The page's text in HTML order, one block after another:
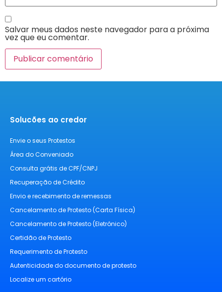
Salvar meus dados neste navegador para a próxima
vez que eu comentar.
Solucões ao credor
Envie o seus Protestos
Área do Conveniado
Consulta grátis de CPF/CNPJ
Recuperação de Crédito
Envio e recebimento de remessas
Cancelamento de Protesto (Carta Física)
Cancelamento de Protesto (Eletrônico)
Certidão de Protesto
Requerimento de Protesto
Autenticidade do documento de protesto
Localize um cartório